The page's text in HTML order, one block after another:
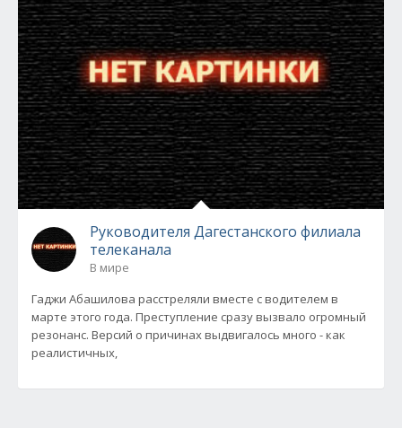
Руководителя Дагестанского филиала
телеканала
В мире
Гаджи Абашилова расстреляли вместе с водителем в
марте этого года. Преступление сразу вызвало огромный
резонанс. Версий о причинах выдвигалось много - как
реалистичных,